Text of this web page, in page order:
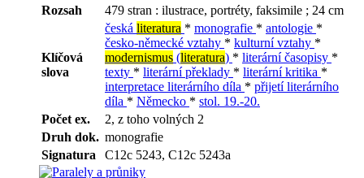
Rozsah
479 stran : ilustrace, portréty, faksimile ; 24 cm
Klíčová
slova
česká literatura * monografie * antologie *
česko-německé vztahy * kulturní vztahy *
modernismus (literatura) * literární časopisy *
texty * literární překlady * literární kritika *
interpretace literárního díla * přijetí literárního
díla * Německo * stol. 19.-20.
Počet ex.
2, z toho volných 2
Druh dok. monografie
Signatura
C12c 5243, C12c 5243a